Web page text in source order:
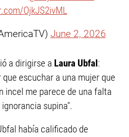
OjkJS2ivML
June 2, 2026
a dirigirse a Laura Ubfal:
escuchar a una mujer que
incel me parece de una falta
supina".
había calificado de